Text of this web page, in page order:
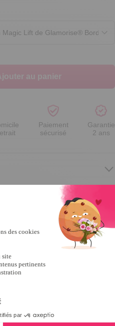
au panier
Paiement
sécurisé
Garantie
2 ans